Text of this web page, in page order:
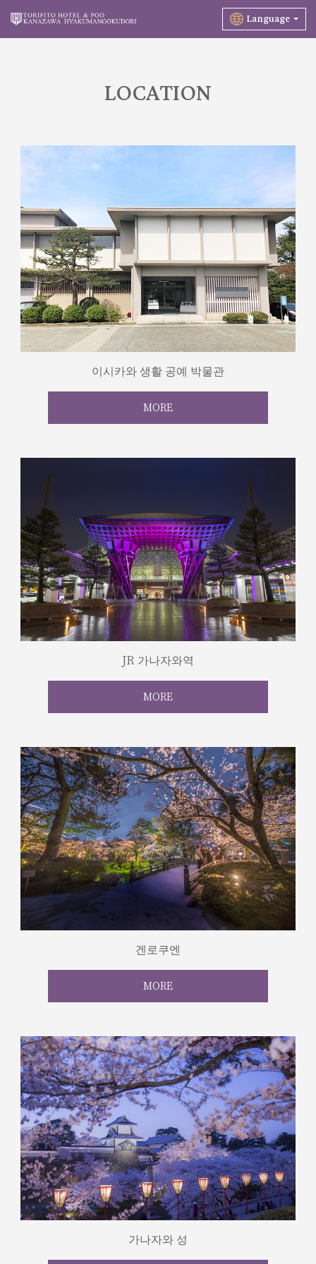
Language
LOCATION
이시카와 생활 공예 박물관
MORE
JR 가나자와역
MORE
겐로쿠엔
MORE
가나자와 성